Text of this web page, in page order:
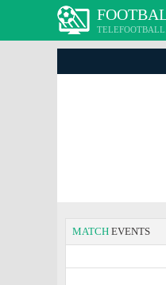
MATCH EVENTS